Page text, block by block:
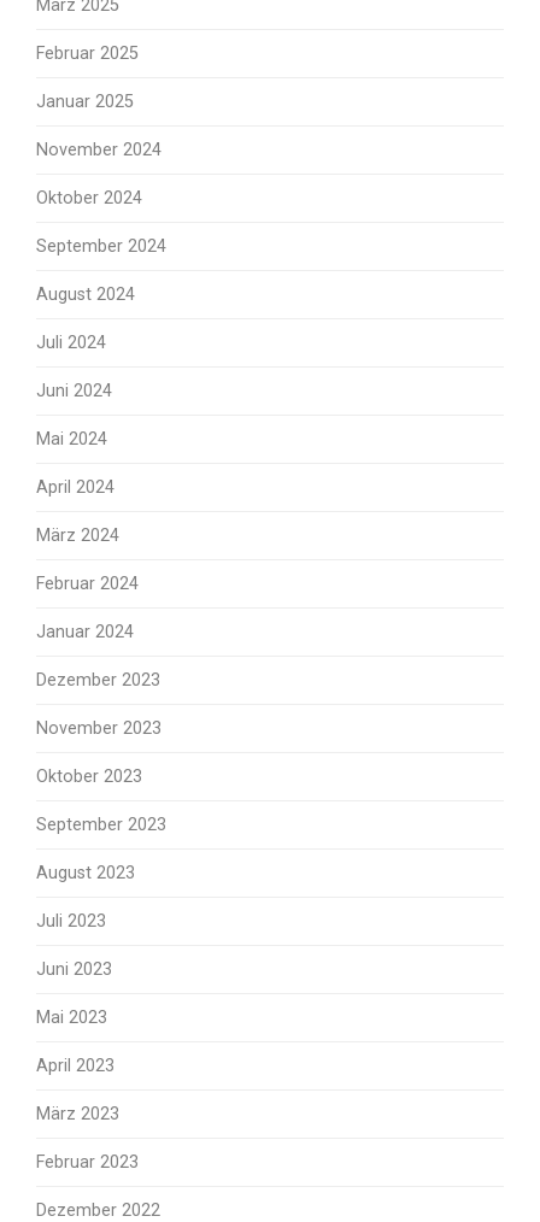
März 2025
Februar 2025
Januar 2025
November 2024
Oktober 2024
September 2024
August 2024
Juli 2024
Juni 2024
Mai 2024
April 2024
März 2024
Februar 2024
Januar 2024
Dezember 2023
November 2023
Oktober 2023
September 2023
August 2023
Juli 2023
Juni 2023
Mai 2023
April 2023
März 2023
Februar 2023
Dezember 2022